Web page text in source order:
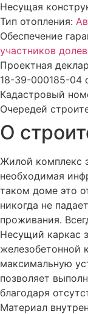
Несущая
Тип отопления:
Обеспечение
участников
Проектная
18-39-000185-04
Кадастровый
Очередей
О
Жилой комплекс
необходимая
таком доме это
никогда не
проживания.
Несущий каркас
железобетонной
максимальную
позволяет
благодаря
Материал